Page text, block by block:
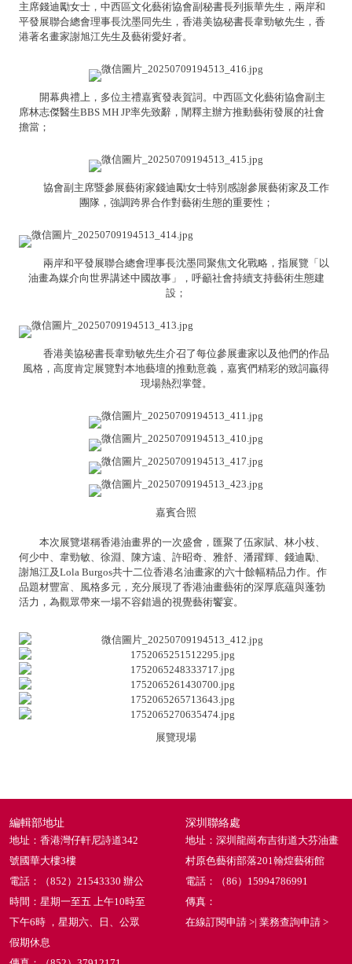
主席錢迪勵女士，中西區文化藝術協會副秘書長列振華先生，兩岸和
平發展聯合總會理事長沈墨同先生，香港美協秘書長韋勁敏先生，香
港著名畫家謝旭江先生及藝術愛好者。
開幕典禮上，多位主禮嘉賓發表賀詞。中西區文化藝術協會副主
席林志傑醫生BBS MH JP率先致辭，闡釋主辦方推動藝術發展的社會
擔當；
協會副主席暨參展藝術家錢迪勵女士特別感謝參展藝術家及工作
團隊，強調跨界合作對藝術生態的重要性；
兩岸和平發展聯合總會理事長沈墨同聚焦文化戰略，指展覽「以
油畫為媒介向世界講述中國故事」，呼籲社會持續支持藝術生態建
設；
香港美協秘書長韋勁敏先生介召了每位參展畫家以及他們的作品
風格，高度肯定展覽對本地藝壇的推動意義，嘉賓們精彩的致詞贏得
現場熱烈掌聲。
嘉賓合照
本次展覽堪稱香港油畫界的一次盛會，匯聚了伍家賦、林小枝、
何少中、韋勁敏、徐淵、陳方遠、許昭奇、雅舒、潘躍輝、錢迪勵、
謝旭江及Lola Burgos共十二位香港名油畫家的六十餘幅精品力作。作
品題材豐富、風格多元，充分展現了香港油畫藝術的深厚底蘊與蓬勃
活力，為觀眾帶來一場不容錯過的視覺藝術饗宴。
展覽現場
編輯部地址
地址：香港灣仔軒尼詩道342
號國華大樓3樓
電話：（852）21543330 辦公
時間：星期一至五 上午10時至
下午6時 ，星期六、日、公眾
假期休息
深圳聯絡處
地址：深圳龍崗布吉街道大芬油畫
村原色藝術部落201翰煌藝術館
電話：（86）15994786991
傳真：
在線訂閱申請 >| 業務查詢申請 >